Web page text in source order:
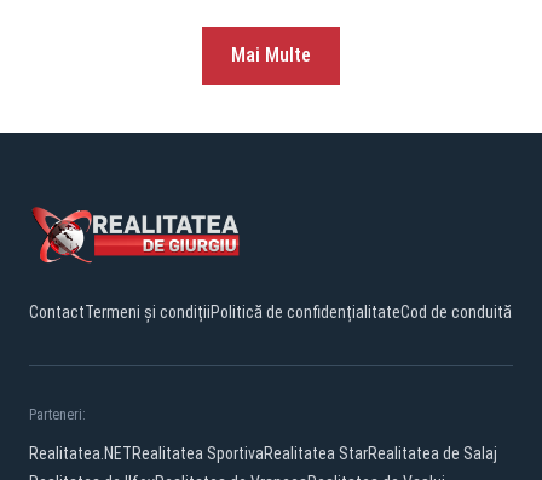
Mai Multe
ContactTermeni și condițiiPolitică de confidențialitateCod de conduită
Parteneri:
Realitatea.NETRealitatea SportivaRealitatea StarRealitatea de Salaj